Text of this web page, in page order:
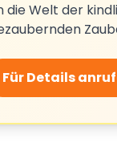
die Welt der
Für Details